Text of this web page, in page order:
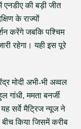
एनडीए की बड़ी जीत
के राज्यों
करेंगे जबकि पश्चिम
रहेगा। यही इस पूरे
मोदी अभी-भी अव्वल
गांधी, ममता बनर्जी
सर्वे मैट्रिज न्यूज ने
किया जिसमें करीब